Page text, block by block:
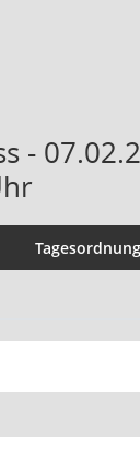
-
Tagesordnung